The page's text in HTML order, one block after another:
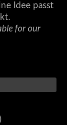
Idee passt
for our